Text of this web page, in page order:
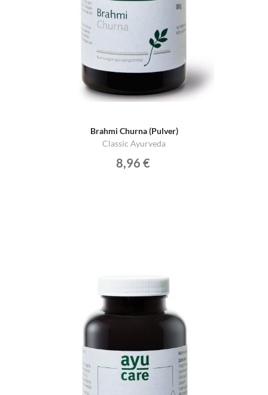
Brahmi Churna (Pulver)
Classic Ayurveda
8,96 €